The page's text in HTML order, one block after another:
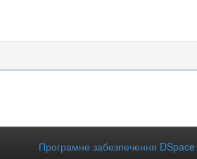
Програмне забезпечення DSpace